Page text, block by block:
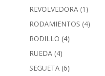
REVOLVEDORA (1)
RODAMIENTOS (4)
RODILLO (4)
RUEDA (4)
SEGUETA (6)